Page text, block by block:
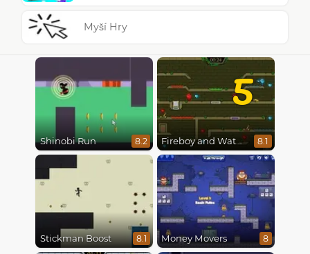
Myší Hry
Shinobi Run 8.2
5
Fireboy and Watergirl 5 : Elements 8.1
Stickman Boost 8.1 Money Movers 8